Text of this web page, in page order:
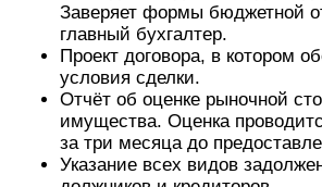
Заверяет формы бюджетной
главный бухгалтер.
Проект договора, в котором
условия сделки.
Отчёт об оценке рыночной
имущества. Оценка
за три месяца до
Указание всех видов